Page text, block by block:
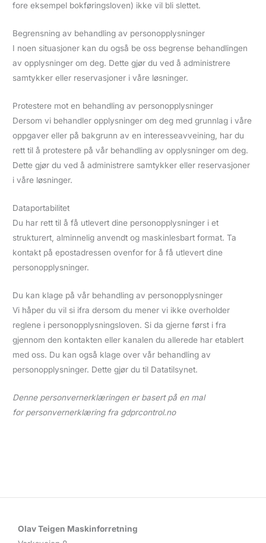
fore eksempel bokføringsloven) ikke vil bli slettet.
Begrensning av behandling av personopplysninger
I noen situasjoner kan du også be oss begrense behandlingen
av opplysninger om deg. Dette gjør du ved å administrere
samtykker eller reservasjoner i våre løsninger.
Protestere mot en behandling av personopplysninger
Dersom vi behandler opplysninger om deg med grunnlag i våre
oppgaver eller på bakgrunn av en interesseavveining, har du
rett til å protestere på vår behandling av opplysninger om deg.
Dette gjør du ved å administrere samtykker eller reservasjoner
i våre løsninger.
Dataportabilitet
Du har rett til å få utlevert dine personopplysninger i et
strukturert, alminnelig anvendt og maskinlesbart format. Ta
kontakt på epostadressen ovenfor for å få utlevert dine
personopplysninger.
Du kan klage på vår behandling av personopplysninger
Vi håper du vil si ifra dersom du mener vi ikke overholder
reglene i personopplysningsloven. Si da gjerne først i fra
gjennom den kontakten eller kanalen du allerede har etablert
med oss. Du kan også klage over vår behandling av
personopplysninger. Dette gjør du til Datatilsynet.
Denne personvernerklæringen er basert på en mal
for personvernerklæring fra gdprcontrol.no
Olav Teigen Maskinforretning